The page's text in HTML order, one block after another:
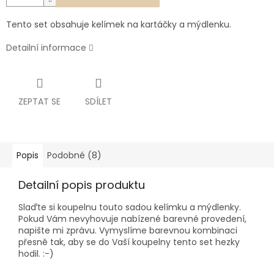
Tento set obsahuje kelímek na kartáčky a mýdlenku.
Detailní informace
ZEPTAT SE SDÍLET
Popis Podobné (8)
Detailní popis produktu
Slaďte si koupelnu touto sadou kelímku a mýdlenky.
Pokud Vám nevyhovuje nabízené barevné provedení,
napište mi zprávu. Vymyslíme barevnou kombinaci
přesně tak, aby se do Vaší koupelny tento set hezky
hodil. :-)